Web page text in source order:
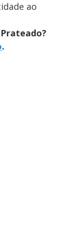
ao
.